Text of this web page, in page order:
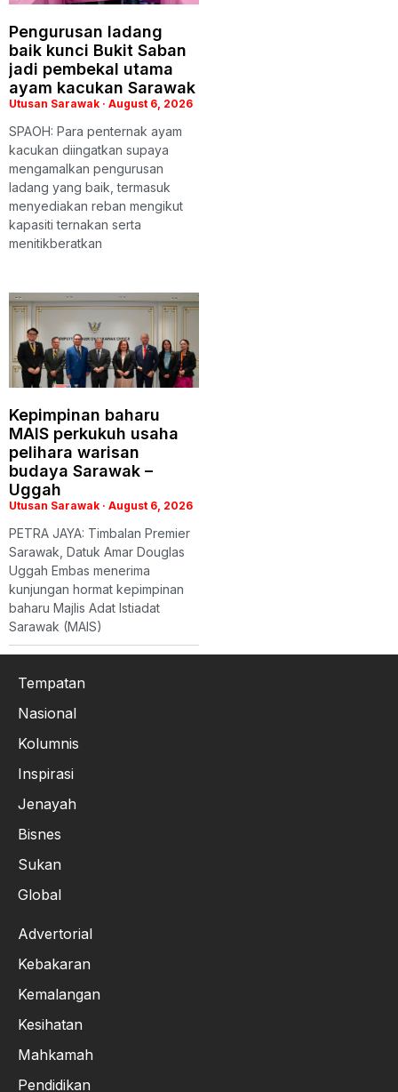
Pengurusan ladang
baik kunci Bukit Saban
jadi pembekal utama
ayam kacukan Sarawak
Utusan Sarawak August 6, 2026
SPAOH: Para penternak ayam
kacukan diingatkan supaya
mengamalkan pengurusan
ladang yang baik, termasuk
menyediakan reban mengikut
kapasiti ternakan serta
menitikberatkan
Kepimpinan baharu
MAIS perkukuh usaha
pelihara warisan
budaya Sarawak –
Uggah
Utusan Sarawak August 6, 2026
PETRA JAYA: Timbalan Premier
Sarawak, Datuk Amar Douglas
Uggah Embas menerima
kunjungan hormat kepimpinan
baharu Majlis Adat Istiadat
Sarawak (MAIS)
Tempatan
Nasional
Kolumnis
Inspirasi
Jenayah
Bisnes
Sukan
Global
Advertorial
Kebakaran
Kemalangan
Kesihatan
Mahkamah
Pendidikan